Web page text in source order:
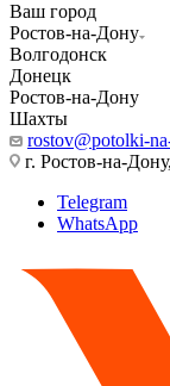
Ваш город
Ростов-на-Дону
Волгодонск
Донецк
Ростов-на-Дону
Шахты
rostov@potolki-
г. Ростов-на-
Telegram
WhatsApp